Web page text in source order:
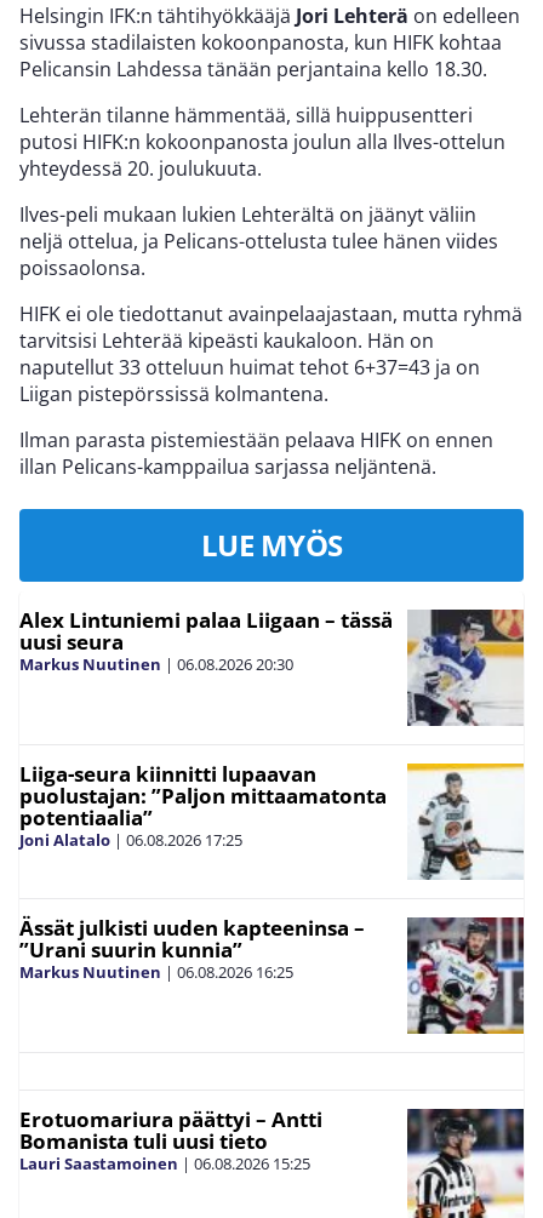
Helsingin IFK:n tähtihyökkääjä Jori Lehterä on edelleen
sivussa stadilaisten kokoonpanosta, kun HIFK kohtaa
Pelicansin Lahdessa tänään perjantaina kello 18.30.
Lehterän tilanne hämmentää, sillä huippusentteri
putosi HIFK:n kokoonpanosta joulun alla Ilves-ottelun
yhteydessä 20. joulukuuta.
Ilves-peli mukaan lukien Lehterältä on jäänyt väliin
neljä ottelua, ja Pelicans-ottelusta tulee hänen viides
poissaolonsa.
HIFK ei ole tiedottanut avainpelaajastaan, mutta ryhmä
tarvitsisi Lehterää kipeästi kaukaloon. Hän on
naputellut 33 otteluun huimat tehot 6+37=43 ja on
Liigan pistepörssissä kolmantena.
Ilman parasta pistemiestään pelaava HIFK on ennen
illan Pelicans-kamppailua sarjassa neljäntenä.
LUE MYÖS
Alex Lintuniemi palaa Liigaan – tässä
uusi seura
Markus Nuutinen | 06.08.202620:30
Liiga-seura kiinnitti lupaavan
puolustajan: ”Paljon mittaamatonta
potentiaalia”
Joni Alatalo | 06.08.2026 17:25
Ässät julkisti uuden kapteeninsa –
”Urani suurin kunnia”
Markus Nuutinen | 06.08.2026 16:25
Erotuomariura päättyi – Antti
Bomanista tuli uusi tieto
Lauri Saastamoinen | 06.08.2026 15:25